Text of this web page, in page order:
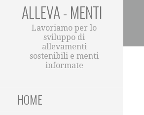
ALLEVA - MENTI
Lavoriamo per lo
sviluppo di
allevamenti
sostenibili e menti
informate
HOME